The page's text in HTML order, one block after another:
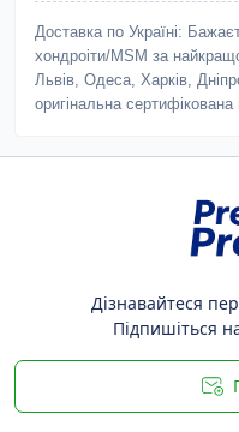
Доставка по Україні:
хондроіти/MSM за
Львів, Одеса, Харків,
оригінальна
Дізнавайтеся
Підпишіться